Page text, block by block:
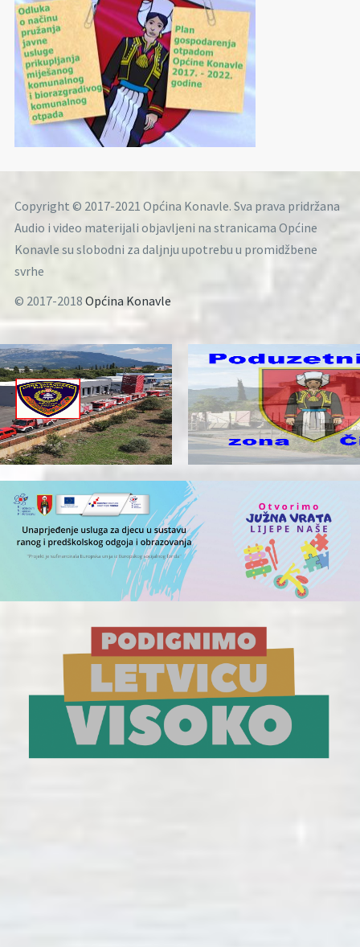
Copyright © 2017-2021 Općina Konavle. Sva prava pridržana
Audio i video materijali objavljeni na stranicama Općine
Konavle su slobodni za daljnju upotrebu u promidžbene
svrhe
© 2017-2018 Općina Konavle